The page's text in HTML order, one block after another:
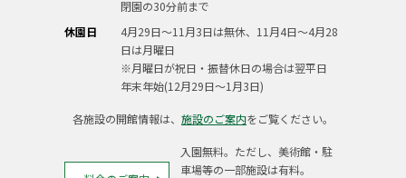
閉園の30分前まで
休園日
4月29日～11月3日は無休、11月4日～4月28
日は月曜日
※月曜日が祝日・振替休日の場合は翌平日
年末年始(12月29日～1月3日)
各施設の開館情報は、 施設のご案内をご覧ください。
入園無料。ただし、美術館・駐
車場等の一部施設は有料。